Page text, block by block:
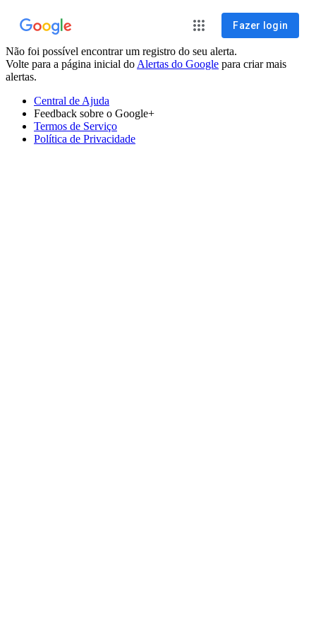
Fazer login
Não foi possível encontrar um registro do seu alerta.
Volte para a página inicial do Alertas do Google para criar mais
alertas.
Central de Ajuda
Feedback sobre o Google+
Termos de Serviço
Política de Privacidade